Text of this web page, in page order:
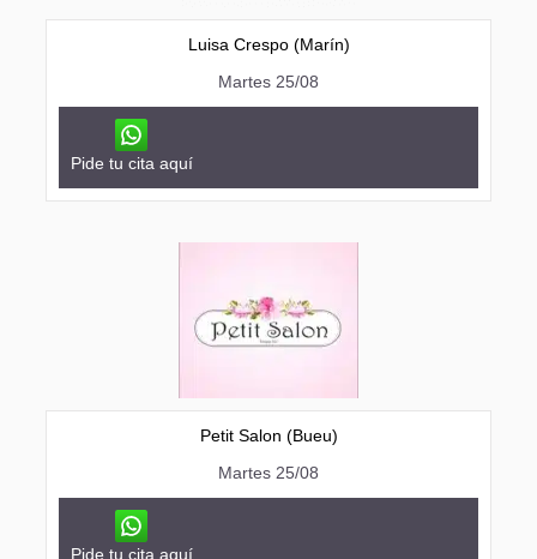
Luisa Crespo (Marín)
Martes 25/08
Pide tu cita aquí
Petit Salon (Bueu)
Martes 25/08
Pide tu cita aquí